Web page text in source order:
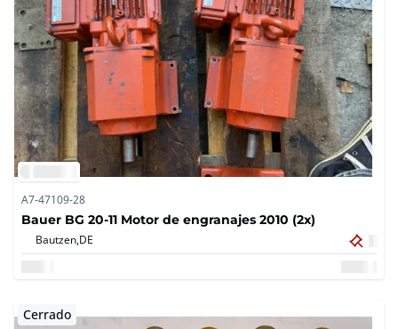
A7-47109-28
Bauer BG 20-11 Motor de engranajes 2010 (2x)
Bautzen,DE
Cerrado